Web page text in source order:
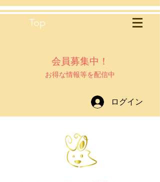
Top
ログイン
​会員募集中！
お得な情報等を配信中